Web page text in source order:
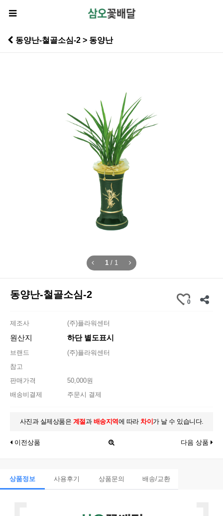
동양난-철골소심-2 > 동양난
1 / 1
동양난-철골소심-2
0
제조사 (주)플라워센터
원산지 하단 별도표시
브랜드
(주)플라워센터
참고
판매가격
50,000원
배송비결제
주문시 결제
사진과 실제상품은 계절과 배송지역에 따라 차이 가 날 수 있습니다.
이전상품 다음 상품
상품정보 사용후기 상품문의 배송/교환